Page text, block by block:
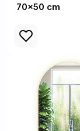
70x50 cm